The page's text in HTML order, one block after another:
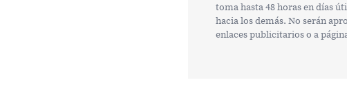
toma hasta 48 horas en días
hacia los demás. No serán
enlaces publicitarios o a